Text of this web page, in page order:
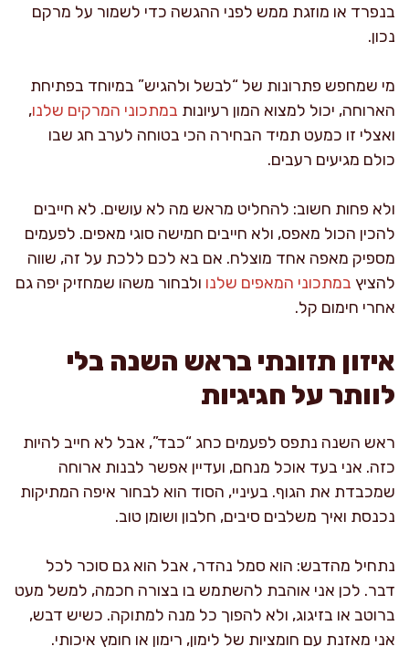
בנפרד או מוזגת ממש לפני ההגשה כדי לשמור על מרקם
נכון.
מי שמחפש פתרונות של “לבשל ולהגיש” במיוחד בפתיחת
הארוחה, יכול למצוא המון רעיונות במתכוני המרקים שלנו,
ואצלי זו כמעט תמיד הבחירה הכי בטוחה לערב חג שבו
כולם מגיעים רעבים.
ולא פחות חשוב: להחליט מראש מה לא עושים. לא חייבים
להכין הכול מאפס, ולא חייבים חמישה סוגי מאפים. לפעמים
מספיק מאפה אחד מוצלח. אם בא לכם ללכת על זה, שווה
להציץ במתכוני המאפים שלנו ולבחור משהו שמחזיק יפה גם
אחרי חימום קל.
איזון תזונתי בראש השנה בלי
לוותר על חגיגיות
ראש השנה נתפס לפעמים כחג “כבד”, אבל לא חייב להיות
כזה. אני בעד אוכל מנחם, ועדיין אפשר לבנות ארוחה
שמכבדת את הגוף. בעיניי, הסוד הוא לבחור איפה המתיקות
נכנסת ואיך משלבים סיבים, חלבון ושומן טוב.
נתחיל מהדבש: הוא סמל נהדר, אבל הוא גם סוכר לכל
דבר. לכן אני אוהבת להשתמש בו בצורה חכמה, למשל מעט
ברוטב או בזיגוג, ולא להפוך כל מנה למתוקה. כשיש דבש,
אני מאזנת עם חומציות של לימון, רימון או חומץ איכותי.